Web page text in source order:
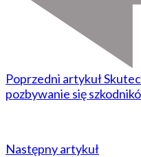
Poprzedni artykuł
pozbywanie się
Następny artykuł